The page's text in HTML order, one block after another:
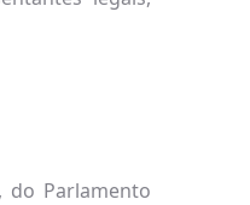
do Parlamento